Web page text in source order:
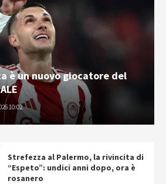
è un nuovo giocatore del
10:02
Strefezza al Palermo, la rivincita di
“Espeto”: undici anni dopo, ora è
rosanero